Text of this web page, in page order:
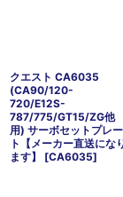
クエスト CA6035
(CA90/120-
720/E12S-
787/775/GT15/ZG他
用) サーボセットプレー
ト【メーカー直送にな
ます】 [CA6035]